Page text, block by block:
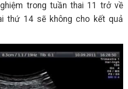
trong tuần thai 11 trở về
thứ 14 sẽ không cho kết quả